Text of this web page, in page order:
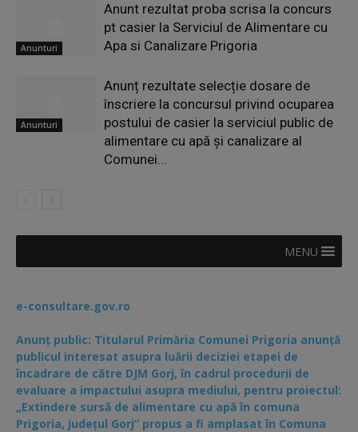
Anunturi
Anunt rezultat proba scrisa la concurs
pt casier la Serviciul de Alimentare cu
Apa si Canalizare Prigoria
Anunturi
Anunț rezultate selecție dosare de
înscriere la concursul privind ocuparea
postului de casier la serviciul public de
alimentare cu apă și canalizare al
Comunei...
MENU
e-consultare.gov.ro
Anunț public: Titularul Primăria Comunei Prigoria anunță
publicul interesat asupra luării deciziei etapei de
încadrare de către DJM Gorj, în cadrul procedurii de
evaluare a impactului asupra mediului, pentru proiectul:
„Extindere sursă de alimentare cu apă în comuna
Prigoria, județul Gorj” propus a fi amplasat în Comuna